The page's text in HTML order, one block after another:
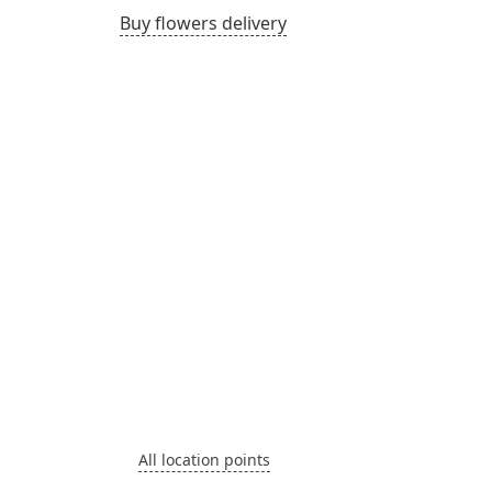
Buy flowers delivery
All location points